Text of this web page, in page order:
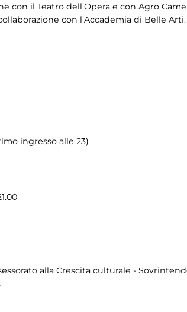
con il Teatro dell’Opera e con Agro
con l’Accademia di Belle Arti.
ingresso alle 23)
alla Crescita culturale -